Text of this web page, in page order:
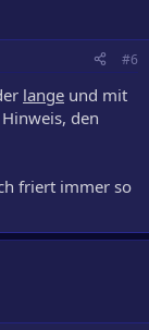
#6
lange und mit
den
friert immer so